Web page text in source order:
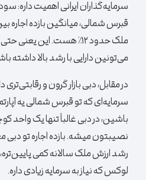
سرمایه‌گذاران ایرانی اهمیت داره:
ملک حدود ۱۲٪ هست. این
می‌تونین دارایی با رشد بالا داشته
در مقابل، دبی بازار گرون و
سرمایه‌ای که تو قبرس شمالی یه
باشین، در دبی غالباً تنها یک واحد
رشد ارزش ملک سالانه کمی
لوکس که نیاز به سرمایه زیادی داره.